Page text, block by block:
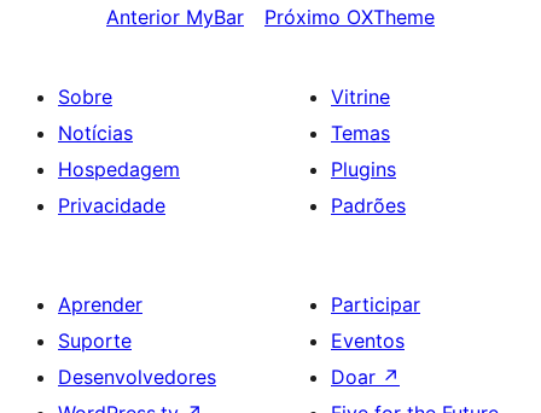
Anterior MyBar Próximo OXTheme
Sobre
Notícias
Hospedagem
Privacidade
Vitrine
Temas
Plugins
Padrões
Aprender
Suporte
Desenvolvedores
Participar
Eventos
Doar ↗